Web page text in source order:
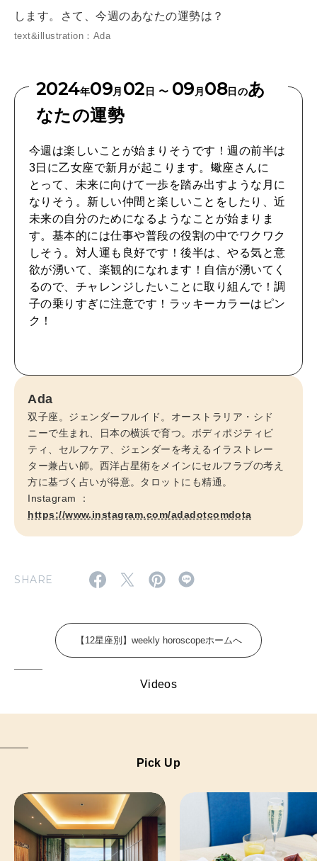
算命学がわかる今月のあなた
LEARN
MAMA
ママもいろいろ
SUSTAINABLE
わたしができること
CULTURE
自分を耕す
WORK&MONEY
いい人生って？
2026年9月号「北海道 おいしく遊ぶ、夏のご褒美旅。」
2026年8月号『お茶の時間です。』
2026年7月号「鎌倉 ローカルが 教えてくれた 本当の歩き方。」
2026年6月号「大銀座 トレンドが生まれる 新しい一流店へ。」
2026年4月号「未来をつくる、学びの教科書。」
2026年2月号「良運を掴む 新・開運術。」
2026年1月号「猫がいれば、幸せ」
MAGAZINE MOOK
します。さて、今週のあなたの運勢は？
text&illustration：Ada
2024年09月 02日 〜 09 月08日のあ
なたの運勢
今週は楽しいことが始まりそうです！週の前半は
3日に乙女座で新月が起こります。蠍座さんに
とって、未来に向けて一歩を踏み出すような月に
なりそう。新しい仲間と楽しいことをしたり、近
未来の自分のためになるようなことが始まりま
す。基本的には仕事や普段の役割の中でワクワク
しそう。対人運も良好です！後半は、やる気と意
欲が湧いて、楽観的になれます！自信が湧いてく
るので、チャレンジしたいことに取り組んで！調
子の乗りすぎに注意です！ラッキーカラーはピン
ク！
Ada
双子座。ジェンダーフルイド。オーストラリア・シド
ニーで生まれ、日本の横浜で育つ。ボディポジティビ
ティ、セルフケア、ジェンダーを考えるイラストレー
ター兼占い師。西洋占星術をメインにセルフラブの考え
方に基づく占いが得意。タロットにも精通。
Instagram ：
https://www.instagram.com/adadotcomdota
SHARE
【12星座別】weekly horoscopeホームへ
Videos
Pick Up